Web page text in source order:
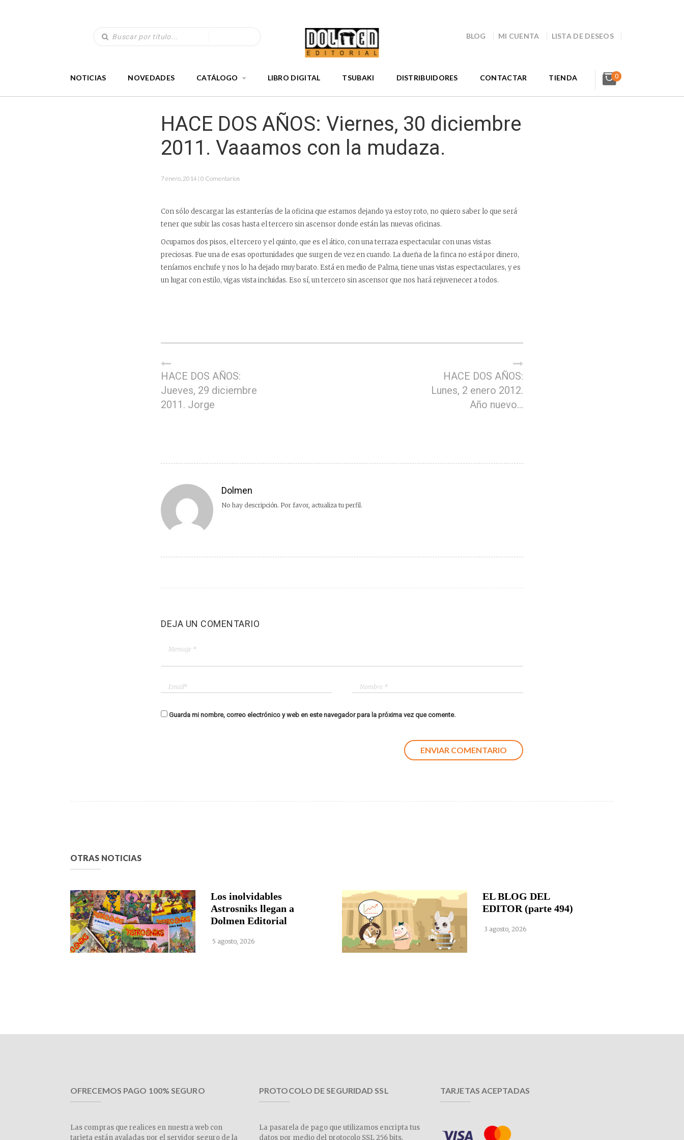
BLOG MI CUENTA LISTA DE DESEOS
NOTICIAS NOVEDADES CATÁLOGO LIBRO DIGITAL TSUBAKI DISTRIBUIDORES CONTACTAR TIENDA 0
HACE DOS AÑOS: Viernes, 30 diciembre
2011. Vaaamos con la mudaza.
7 enero, 2014 | 0 Comentarios
Con sólo descargar las estanterías de la oficina que estamos dejando ya estoy roto, no quiero saber lo que será
tener que subir las cosas hasta el tercero sin ascensor donde están las nuevas oficinas.
Ocupamos dos pisos, el tercero y el quinto, que es el ático, con una terraza espectacular con unas vistas
preciosas. Fue una de esas oportunidades que surgen de vez en cuando. La dueña de la finca no está por dinero,
teníamos enchufe y nos lo ha dejado muy barato. Está en medio de Palma, tiene unas vistas espectaculares, y es
un lugar con estilo, vigas vista incluidas. Eso sí, un tercero sin ascensor que nos hará rejuvenecer a todos.
HACE DOS AÑOS:
Jueves, 29 diciembre
2011. Jorge
HACE DOS AÑOS:
Lunes, 2 enero 2012.
Año nuevo…
Dolmen
No hay descripción. Por favor, actualiza tu perfil.
DEJA UN COMENTARIO
Guarda mi nombre, correo electrónico y web en este navegador para la próxima vez que comente.
OTRAS NOTICIAS
Los inolvidables
Astrosniks llegan a
Dolmen Editorial
5 agosto, 2026
EL BLOG DEL
EDITOR (parte 494)
3 agosto, 2026
OFRECEMOS PAGO 100% SEGURO
Las compras que realices en nuestra web con
tarjeta están avaladas por el servidor seguro de la
PROTOCOLO DE SEGURIDAD SSL
La pasarela de pago que utilizamos encripta tus
datos por medio del protocolo SSL 256 bits.
TARJETAS ACEPTADAS